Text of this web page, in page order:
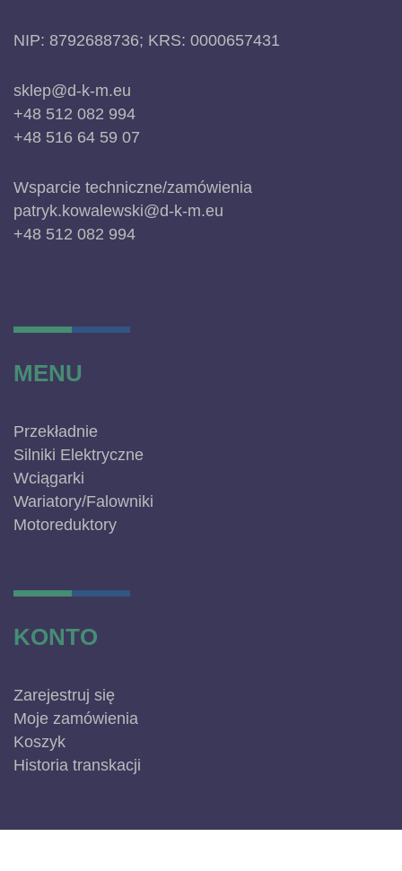
NIP: 8792688736; KRS: 0000657431
sklep@d-k-m.eu
+48 512 082 994
+48 516 64 59 07
Wsparcie techniczne/zamówienia
patryk.kowalewski@d-k-m.eu
+48 512 082 994
MENU
Przekładnie
Silniki Elektryczne
Wciągarki
Wariatory/Falowniki
Motoreduktory
KONTO
Zarejestruj się
Moje zamówienia
Koszyk
Historia transkacji